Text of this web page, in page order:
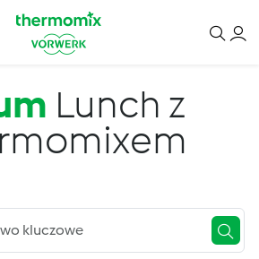
Lunch z